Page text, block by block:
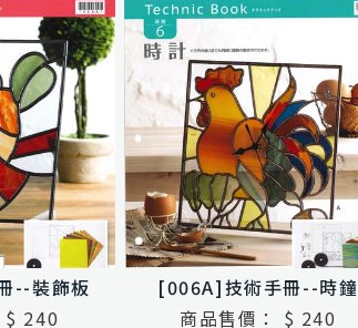
--裝飾板
$ 240
[006A]技術手冊--時鐘
商品售價：
$ 240